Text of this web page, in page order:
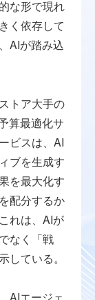
な形で現れ
く依存して
AIが踏み込
トア大手の
算最適化サ
ビスは、AI
ブを生成す
を最大化す
配分するか
れは、AIが
なく「戦
ている。